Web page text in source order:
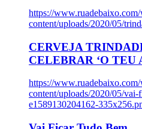
https://
content/uploads/2020/05/
CERVEJA
CELEBRAR ‘O TEU
https://
content/uploads/2020/05/vai-
e1589130204162-